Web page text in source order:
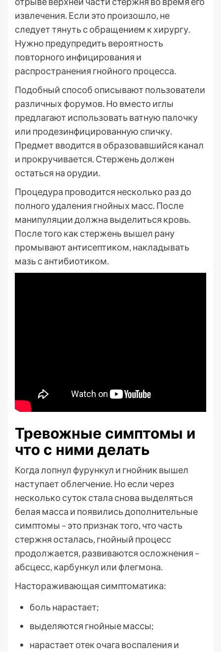
извлечения. Если это произошло, не
следует тянуть с обращением к хирургу.
Нужно предупредить вероятность
повторного инфицирования и
распространения гнойного процесса.
Подобный способ описывают пользователи
различных форумов. Но вместо иглы
предлагают использовать ватную палочку
или продезинфицированную спичку.
Предмет вводится в образовавшийся канал
и прокручивается. Стержень должен
остаться на орудии.
Процедура проводится несколько раз до
полного удаления гнойных масс. После
манипуляции должна выделиться кровь.
После того как стержень вышел рану
промывают антисептиком, накладывать
мазь с антибиотиком.
Тревожные симптомы и
что с ними делать
Когда лопнул фурункул и гнойник вышел
наступает облегчение. Но если через
несколько суток стала снова выделяться
белая масса и появились дополнительные
симптомы – это признак того, что часть
стержня осталась, гнойный процесс
продолжается, развиваются осложнения –
абсцесс, карбункул или флегмона.
Настораживающая симптоматика:
боль нарастает;
выделяются гнойные массы;
нарастает отек очага воспаления и